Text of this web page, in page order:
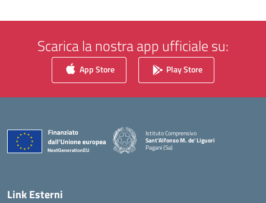
Scarica la nostra app ufficiale su:
App Store Play Store
Istituto Comprensivo
Sant'Alfonso M. de' Liguori
Pagani (Sa)
— Visita la pagina iniziale della scuola
Link Esterni